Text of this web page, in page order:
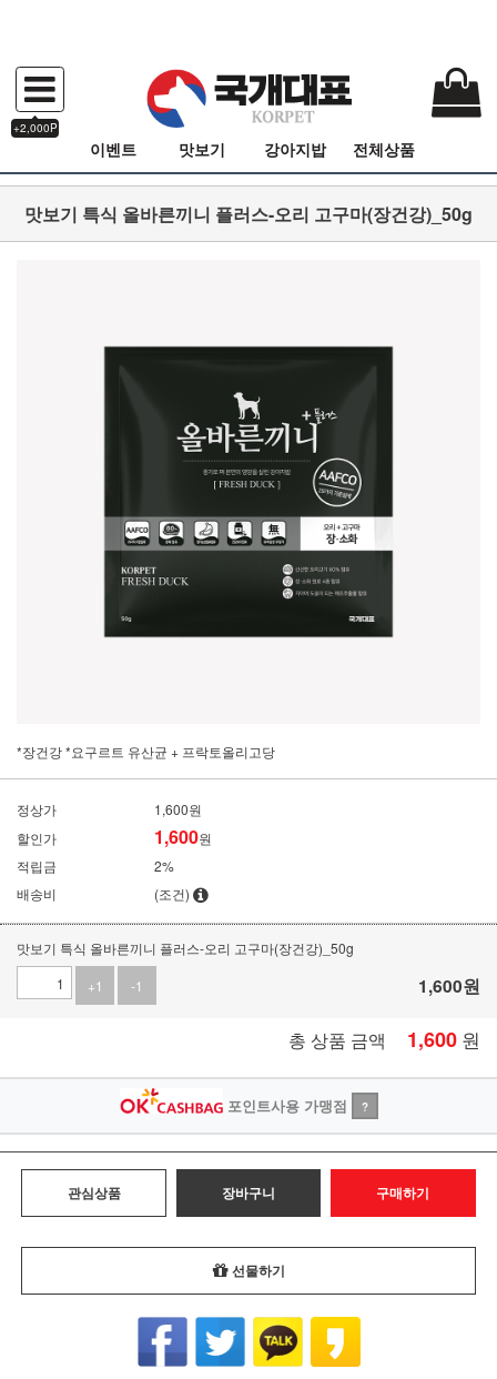
+2,000P
이벤트 맛보기 강아지밥 전체상품
맛보기 특식 올바른끼니 플러스-오리 고구마(장건강)_50g
*장건강 *요구르트 유산균 + 프락토올리고당
정상가
1,600원
할인가
1,600원
적립금
2%
배송비
(조건)
맛보기 특식 올바른끼니 플러스-오리 고구마(장건강)_50g
+1
-1 1,600원
총 상품 금액 1,600 원
포인트사용 가맹점 ?
관심상품 장바구니 구매하기
선물하기